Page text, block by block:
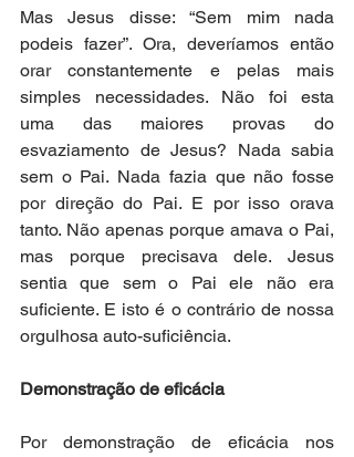
Mas Jesus disse: “Sem mim nada
podeis fazer”. Ora, deveríamos então
orar constantemente e pelas mais
simples necessidades. Não foi esta
uma das maiores provas do
esvaziamento de Jesus? Nada sabia
sem o Pai. Nada fazia que não fosse
por direção do Pai. E por isso orava
tanto. Não apenas porque amava o Pai,
mas porque precisava dele. Jesus
sentia que sem o Pai ele não era
suficiente. E isto é o contrário de nossa
orgulhosa auto-suficiência.
Demonstração de eficácia
Por demonstração de eficácia nos